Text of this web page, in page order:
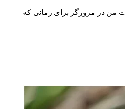
من در مرورگر برای زمانی که